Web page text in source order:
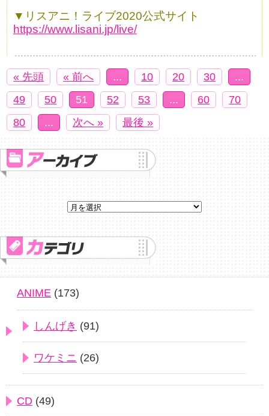
▼リスアニ！ライブ2020公式サイト
https://www.lisani.jp/live/
« 先頭 « 前へ ... 10 20 30
...
49
50 51 52 53 ... 60
70
80
... 次へ » 最後 »
ANIME (173)
しんげき (91)
ワケミニ (26)
CD (49)